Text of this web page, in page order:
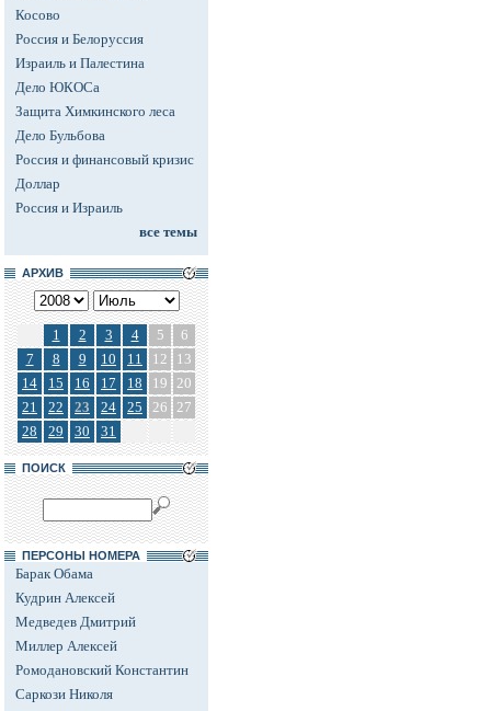
Косово
Россия и Белоруссия
Израиль и Палестина
Дело ЮКОСа
Защита Химкинского леса
Дело Бульбова
Россия и финансовый кризис
Доллар
Россия и Израиль
все темы
АРХИВ
1 2 3 4 5
6
7
8 9 10 11 12
13
14
15 16 17 18 19 20
21
22 23 24 25 26 27
28
29 30 31
ПОИСК
ПЕРСОНЫ НОМЕРА
Барак Обама
Кудрин Алексей
Медведев Дмитрий
Миллер Алексей
Ромодановский Константин
Саркози Николя